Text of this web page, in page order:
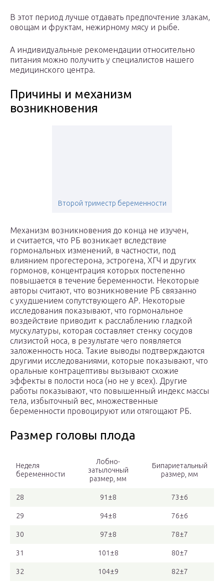
В этот период лучше отдавать предпочтение злакам,
овощам и фруктам, нежирному мясу и рыбе.
А индивидуальные рекомендации относительно
питания можно получить у специалистов нашего
медицинского центра.
Причины и механизм
возникновения
Второй триместр беременности
Механизм возникновения до конца не изучен,
и считается, что РБ возникает вследствие
гормональных изменений, в частности, под
влиянием прогестерона, эстрогена, ХГЧ и других
гормонов, концентрация которых постепенно
повышается в течение беременности. Некоторые
авторы считают, что возникновение РБ связанно
с ухудшением сопутствующего АР. Некоторые
исследования показывают, что гормональное
воздействие приводит к расслаблению гладкой
мускулатуры, которая составляет стенку сосудов
слизистой носа, в результате чего появляется
заложенность носа. Такие выводы подтверждаются
другими исследованиями, которые показывают, что
оральные контрацептивы вызывают схожие
эффекты в полости носа (но не у всех). Другие
работы показывают, что повышенный индекс массы
тела, избыточный вес, множественные
беременности провоцируют или отягощают РБ.
Размер головы плода
Неделя
беременности
Лобно-
затылочный
размер, мм
Бипариетальный
размер, мм
28 91±8 73±6
29 94±8 76±6
30 97±8 78±7
31 101±8 80±7
32 104±9 82±7